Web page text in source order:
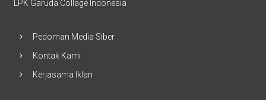
LPK Garuda Collage Indonesia
Pedoman Media Siber
Kontak Kami
Kerjasama Iklan